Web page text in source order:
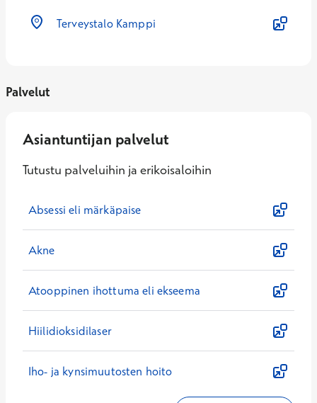
Terveystalo Kamppi
Palvelut
Asiantuntijan palvelut
Tutustu palveluihin ja erikoisaloihin
Absessi eli märkäpaise
Akne
Atooppinen ihottuma eli ekseema
Hiilidioksidilaser
Iho- ja kynsimuutosten hoito